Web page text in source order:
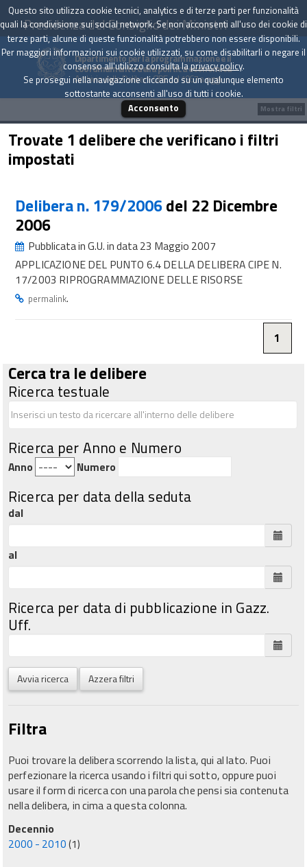
Presidenza del Consiglio dei Ministri
Dipartimento per la programmazione e il
coordinamento della politica economica
Archivio delle Delibere CIPE dal 1967 a oggi
Trovate 1 delibere che verificano i filtri
impostati
Delibera n. 179/2006del 22 Dicembre
2006
Pubblicata in G.U. in data 23 Maggio 2007
APPLICAZIONE DEL PUNTO 6.4 DELLA DELIBERA CIPE N.
17/2003 RIPROGRAMMAZIONE DELLE RISORSE
permalink.
1
Cerca tra le delibere
Ricerca testuale
Ricerca per Anno e Numero
Anno Numero
Ricerca per data della seduta
dal
al
Ricerca per data di pubblicazione in Gazz.
Uff.
Avvia ricerca Azzera filtri
Filtra
Puoi trovare la delibera scorrendo la lista, qui al lato. Puoi
perfezionare la ricerca usando i filtri qui sotto, oppure puoi
usare il form di ricerca con una parola che pensi sia contenuta
nella delibera, in cima a questa colonna.
Decennio
2000 - 2010(1)
Mostra filtri
Questo sito utilizza cookie tecnici, analytics e di terze parti per funzionalità
quali la condivisione sui social network. Se non acconsenti all'uso dei cookie di
terze parti, alcune di queste funzionalità potrebbero non essere disponibili.
Per maggiori informazioni sui cookie utilizzati, su come disabilitarli o negare il
consenso all'utilizzo consulta laprivacy policy.
Se prosegui nella navigazione cliccando su un qualunque elemento
sottostante acconsenti all'uso di tutti i cookie.
Acconsento